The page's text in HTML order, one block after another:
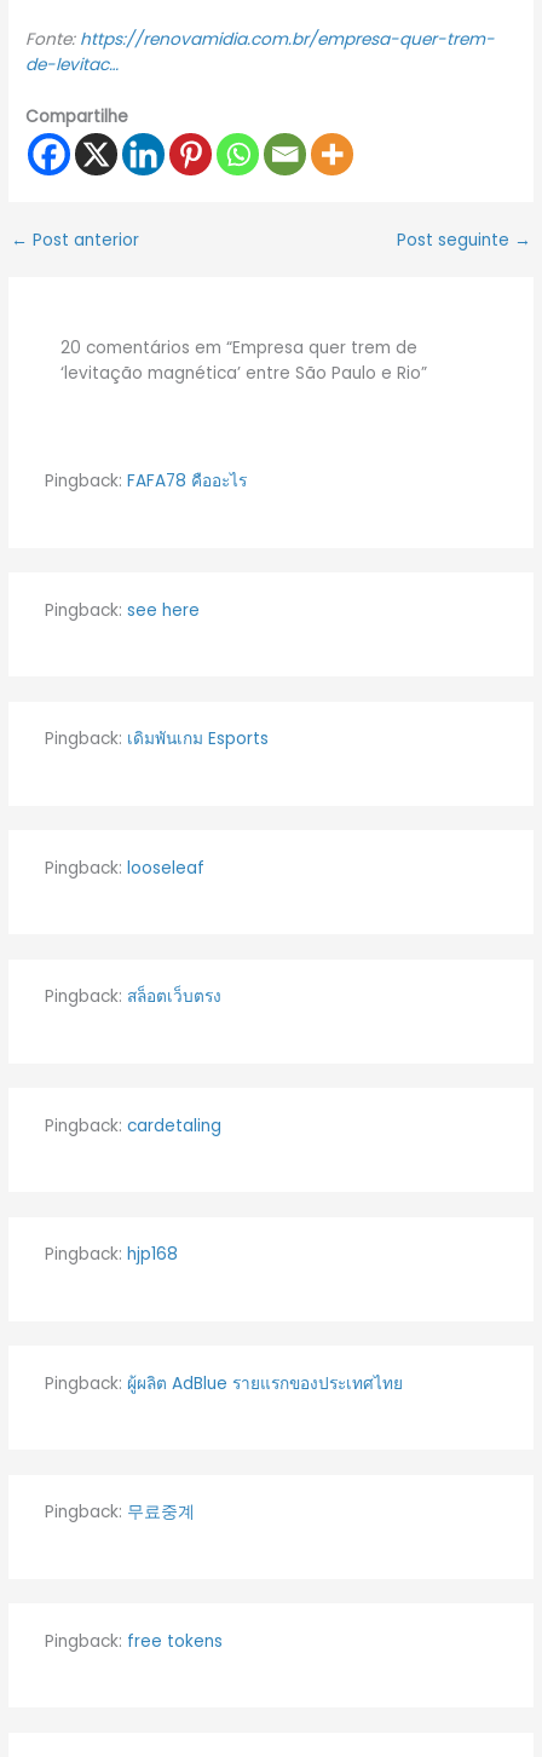
Fonte: https://renovamidia.com.br/empresa-quer-trem-
de-levitac…
Compartilhe
← Post anterior Post seguinte →
20 comentários em “Empresa quer trem de
‘levitação magnética’ entre São Paulo e Rio”
Pingback: FAFA78 คืออะไร
Pingback: see here
Pingback: เดิมพันเกม Esports
Pingback: looseleaf
Pingback: สล็อตเว็บตรง
Pingback: cardetaling
Pingback: hjp168
Pingback: ผู้ผลิต AdBlue รายแรกของประเทศไทย
Pingback: 무료중계
Pingback: free tokens